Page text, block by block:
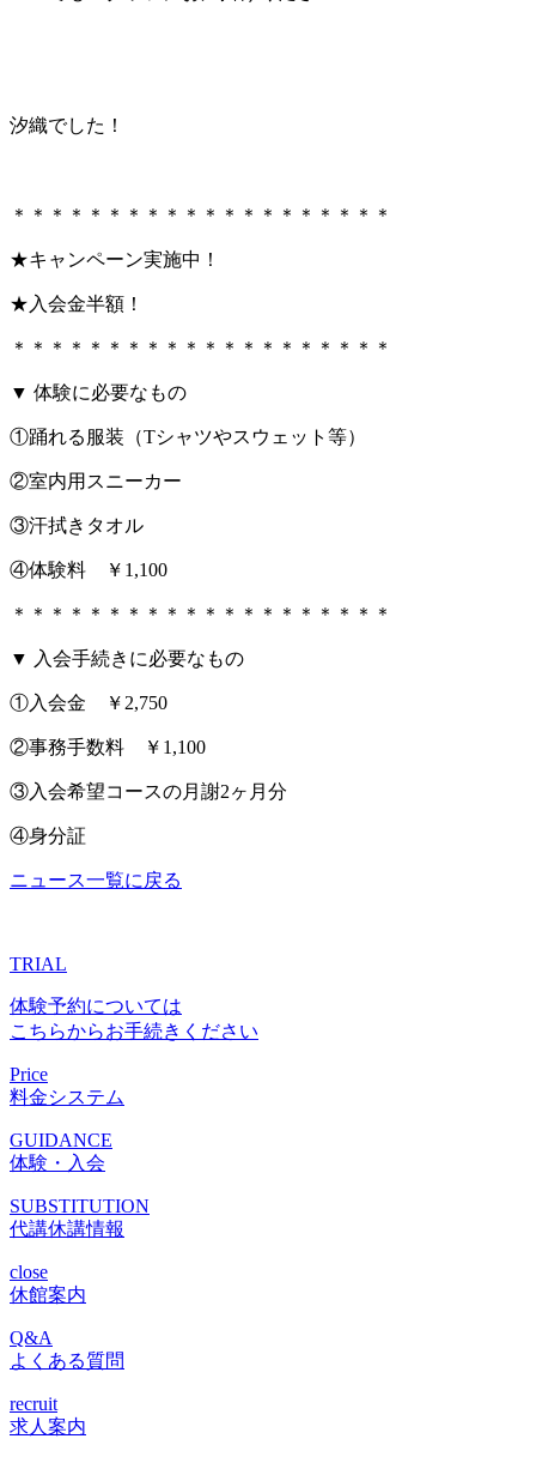
汐織でした！
＊＊＊＊＊＊＊＊＊＊＊＊＊＊＊＊＊＊＊＊
★キャンペーン実施中！
★入会金半額！
＊＊＊＊＊＊＊＊＊＊＊＊＊＊＊＊＊＊＊＊
▼ 体験に必要なもの
①踊れる服装（Tシャツやスウェット等）
②室内用スニーカー
③汗拭きタオル
④体験料 ￥1,100
＊＊＊＊＊＊＊＊＊＊＊＊＊＊＊＊＊＊＊＊
▼ 入会手続きに必要なもの
①入会金 ￥2,750
②事務手数料 ￥1,100
③入会希望コースの月謝2ヶ月分
④身分証
ニュース一覧に戻る
TRIAL
体験予約については
こちらからお手続きください
Price
料金システム
GUIDANCE
体験・入会
SUBSTITUTION
代講休講情報
close
休館案内
Q&A
よくある質問
recruit
求人案内